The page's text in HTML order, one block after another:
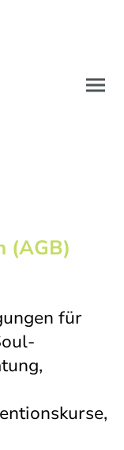
(AGB)
für